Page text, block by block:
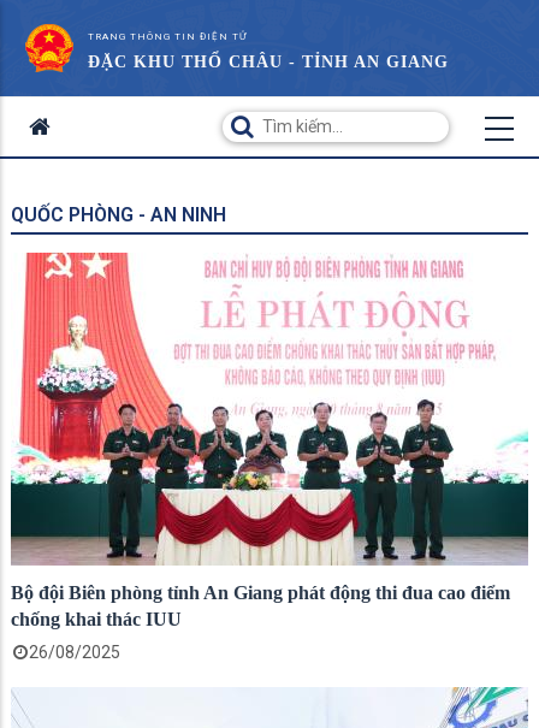
TRANG THÔNG TIN ĐIỆN TỬ
ĐẶC KHU THỔ CHÂU - TỈNH AN GIANG
QUỐC PHÒNG - AN NINH
Bộ đội Biên phòng tỉnh An Giang phát động thi đua cao điểm
chống khai thác IUU
26/08/2025